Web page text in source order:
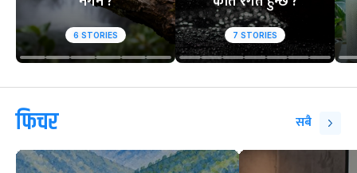
6 STORIES 7 STORIES
फिचर सबै